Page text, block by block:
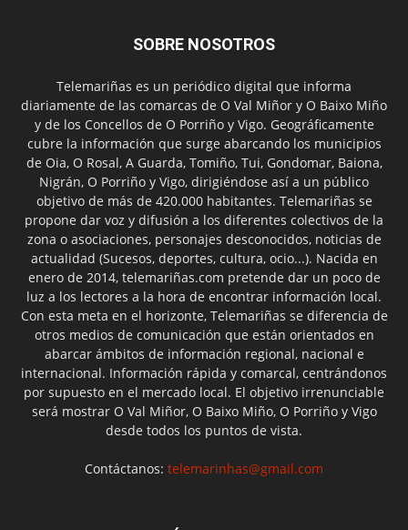
SOBRE NOSOTROS
Telemariñas es un periódico digital que informa
diariamente de las comarcas de O Val Miñor y O Baixo Miño
y de los Concellos de O Porriño y Vigo. Geográficamente
cubre la información que surge abarcando los municipios
de Oia, O Rosal, A Guarda, Tomiño, Tui, Gondomar, Baiona,
Nigrán, O Porriño y Vigo, dirigiéndose así a un público
objetivo de más de 420.000 habitantes. Telemariñas se
propone dar voz y difusión a los diferentes colectivos de la
zona o asociaciones, personajes desconocidos, noticias de
actualidad (Sucesos, deportes, cultura, ocio...). Nacida en
enero de 2014, telemariñas.com pretende dar un poco de
luz a los lectores a la hora de encontrar información local.
Con esta meta en el horizonte, Telemariñas se diferencia de
otros medios de comunicación que están orientados en
abarcar ámbitos de información regional, nacional e
internacional. Información rápida y comarcal, centrándonos
por supuesto en el mercado local. El objetivo irrenunciable
será mostrar O Val Miñor, O Baixo Miño, O Porriño y Vigo
desde todos los puntos de vista.
Contáctanos: telemarinhas@gmail.com